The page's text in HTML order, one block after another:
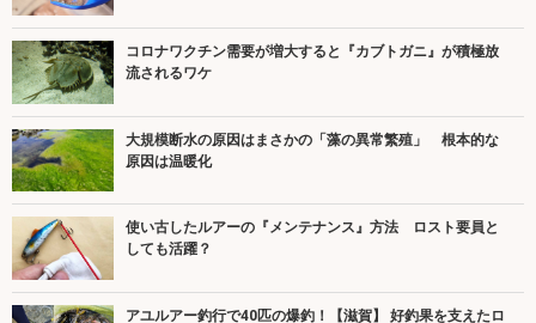
コロナワクチン需要が増大すると『カブトガニ』が積極放
流されるワケ
大規模断水の原因はまさかの「藻の異常繁殖」 根本的な
原因は温暖化
使い古したルアーの『メンテナンス』方法 ロスト要員と
しても活躍？
アユルアー釣行で40匹の爆釣！【滋賀】 好釣果を支えたロ